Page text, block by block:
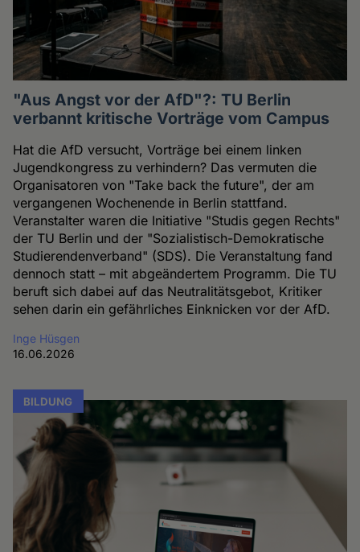
"Aus Angst vor der AfD"?: TU Berlin
verbannt kritische Vorträge vom Campus
Hat die AfD versucht, Vorträge bei einem linken
Jugendkongress zu verhindern? Das vermuten die
Organisatoren von "Take back the future", der am
vergangenen Wochenende in Berlin stattfand.
Veranstalter waren die Initiative "Studis gegen Rechts"
der TU Berlin und der "Sozialistisch-Demokratische
Studierendenverband" (SDS). Die Veranstaltung fand
dennoch statt – mit abgeändertem Programm. Die TU
beruft sich dabei auf das Neutralitätsgebot, Kritiker
sehen darin ein gefährliches Einknicken vor der AfD.
Inge Hüsgen
16.06.2026
BILDUNG